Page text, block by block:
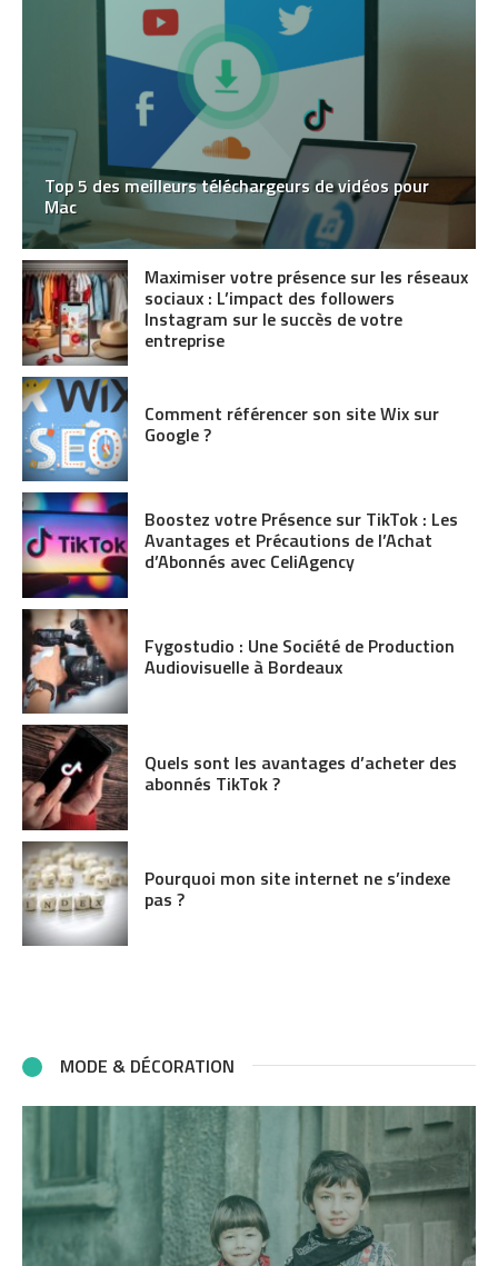
Top 5 des meilleurs téléchargeurs de vidéos pour
Mac
Maximiser votre présence sur les réseaux
sociaux : L’impact des followers
Instagram sur le succès de votre
entreprise
Comment référencer son site Wix sur
Google ?
Boostez votre Présence sur TikTok : Les
Avantages et Précautions de l’Achat
d’Abonnés avec CeliAgency
Fygostudio : Une Société de Production
Audiovisuelle à Bordeaux
Quels sont les avantages d’acheter des
abonnés TikTok ?
Pourquoi mon site internet ne s’indexe
pas ?
MODE & DÉCORATION